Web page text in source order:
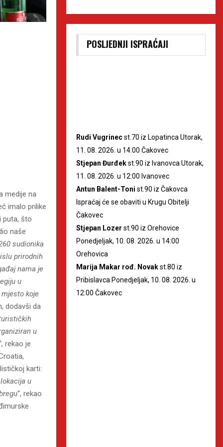
medije na
imalo prilike
puta, što
naše
sudionika
prirodnih
nama je
u
koje
dodavši da
u
rekao je
karti:
u
“, rekao
POSLJEDNJI ISPRAĆAJI
Rudi Vugrinecst.70 iz Lopatinca Utorak,
11. 08. 2026. u 14:00 Čakovec
Stjepan Đurđekst.90 iz Ivanovca Utorak,
11. 08. 2026. u 12:00 Ivanovec
Antun Balent-Toni st.90 iz Čakovca
Ispraćaj će se obaviti u Krugu Obitelji
Čakovec
Stjepan Lozer st.90 iz Orehovice
Ponedjeljak, 10. 08. 2026. u 14:00
Orehovica
Marija Makar rođ. Novakst.80 iz
Pribislavca Ponedjeljak, 10. 08. 2026. u
12:00 Čakovec